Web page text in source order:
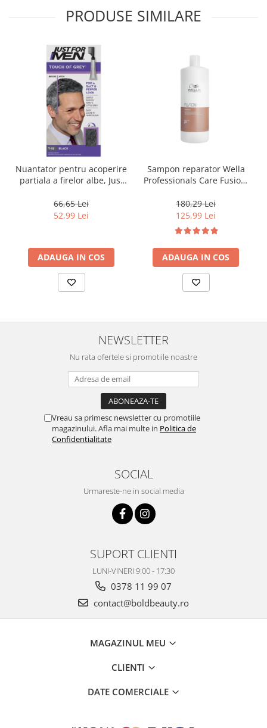
PRODUSE SIMILARE
Nuantator pentru acoperire
partiala a firelor albe, Just
Touch of Grey, 40 g
66,65 Lei
52,99 Lei
ADAUGA IN COS
Sampon reparator Wella
Professionals Care Fusion,
180,29 Lei
125,99 Lei
ADAUGA IN COS
NEWSLETTER
Nu rata ofertele si promotiile noastre
Vreau sa primesc newsletter cu promotiile
magazinului. Afla mai multe in Politica de
Confidentialitate
SOCIAL
Urmareste-ne in social media
SUPORT CLIENTI
LUNI-VINERI 9:00 - 17:30
0378 11 99 07
contact@boldbeauty.ro
MAGAZINUL MEU
CLIENTI
DATE COMERCIALE